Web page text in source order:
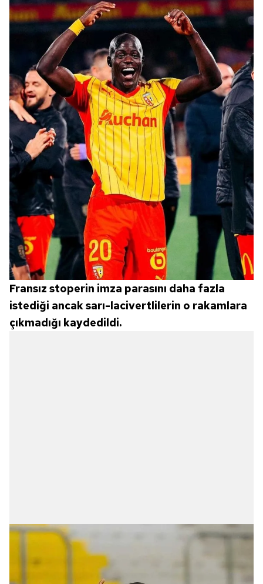
Fransız stoperin imza parasını daha fazla
istediği ancak sarı-lacivertlilerin o rakamlara
çıkmadığı kaydedildi.